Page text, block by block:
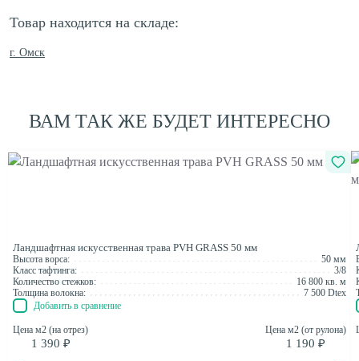
Товар находится на складе:
г. Омск
ВАМ ТАК ЖЕ БУДЕТ ИНТЕРЕСНО
Ландшафтная искусственная трава PVH GRASS 50 мм
Высота ворса:
50 мм
Класс тафтинга:
3/8
Количество стежков:
16 800 кв. м
Толщина волокна:
7 500 Dtex
Добавить в сравнение
Цена м2 (на отрез)
1 390 ₽
Цена м2 (от рулона)
1 190 ₽